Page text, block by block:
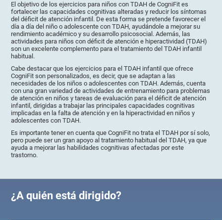
El objetivo de los ejercicios para niños con TDAH de CogniFit es
fortalecer las capacidades cognitivas alteradas y reducir los síntomas
del déficit de atención infantil. De esta forma se pretende favorecer el
día a día del niño o adolescente con TDAH, ayudándole a mejorar su
rendimiento académico y su desarrollo psicosocial. Además, las
actividades para niños con déficit de atención e hiperactividad (TDAH)
son un excelente complemento para el tratamiento del TDAH infantil
habitual.
Cabe destacar que los ejercicios para el TDAH infantil que ofrece
CogniFit son personalizados, es decir, que se adaptan a las
necesidades de los niños o adolescentes con TDAH. Además, cuenta
con una gran variedad de actividades de entrenamiento para problemas
de atención en niños y tareas de evaluación para el déficit de atención
infantil, dirigidas a trabajar las principales capacidades cognitivas
implicadas en la falta de atención y en la hiperactividad en niños y
adolescentes con TDAH.
Es importante tener en cuenta que CogniFit no trata el TDAH por sí solo,
pero puede ser un gran apoyo al tratamiento habitual del TDAH, ya que
ayuda a mejorar las habilidades cognitivas afectadas por este
trastorno.
¿A quién está dirigido?